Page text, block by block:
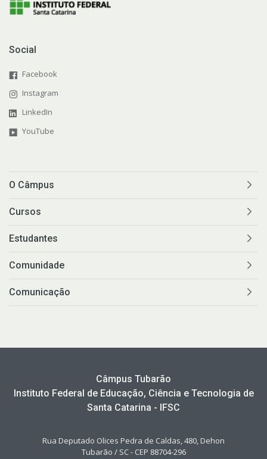
Social
Facebook
Instagram
LinkedIn
YouTube
O Câmpus
Cursos
Estudantes
Comunidade
Comunicação
Câmpus Tubarão
Instituto Federal de Educação, Ciência e Tecnologia de
Santa Catarina - IFSC
Rua Deputado Olices Pedra de Caldas, 480, Dehon
Tubarão / SC - CEP 88704-296